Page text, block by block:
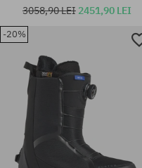
Mărimi existente:
42; 44.5; 46
3058,90 LEI 2451,90 LEI
-20%